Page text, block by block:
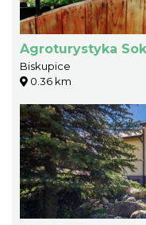
Agroturystyka
Biskupice
0.36 km